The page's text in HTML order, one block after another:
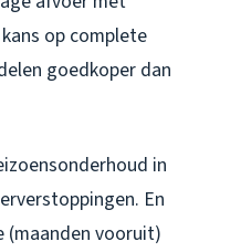
op complete
goedkoper dan
in
En
(maanden vooruit)